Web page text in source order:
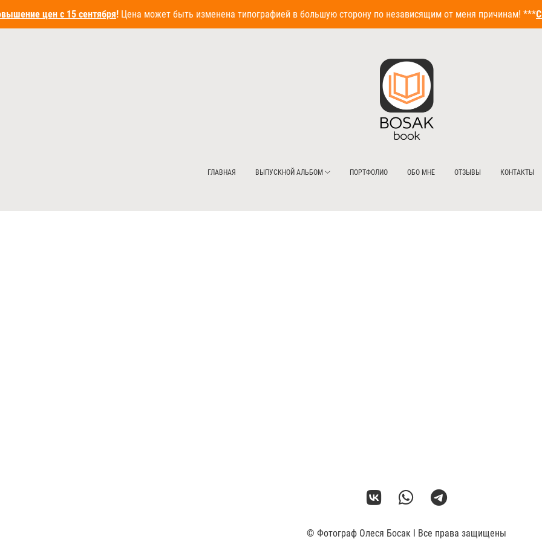
ГЛАВНАЯ ВЫПУСКНОЙ АЛЬБОМ ПОРТФОЛИО ОБО МНЕ ОТЗЫВЫ КОНТАКТЫ
© Фотограф Олеся Босак l Все права защищены
цен с 15 сентября! Цена может быть изменена типографией в большую сторону по независящим от меня причинам! ***